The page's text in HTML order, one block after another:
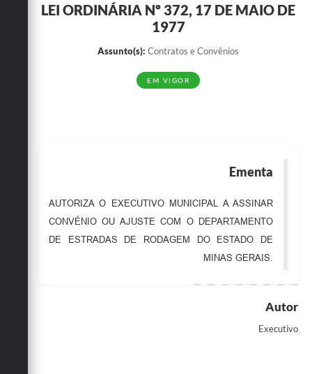
SIC
Emprega
LEI ORDINÁRIA Nº 372, 17 DE MAIO DE
1977
Assunto(s): Contratos e Convênios
EM VIGOR
Ementa
AUTORIZA O EXECUTIVO MUNICIPAL A ASSINAR
CONVÉNIO OU AJUSTE COM O DEPARTAMENTO
DE ESTRADAS DE RODAGEM DO ESTADO DE
MINAS GERAIS.
Autor
Executivo